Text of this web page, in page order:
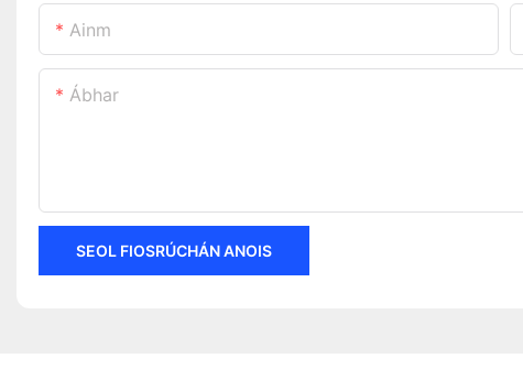
Ainm
Ábhar
SEOL FIOSRÚCHÁN ANOIS